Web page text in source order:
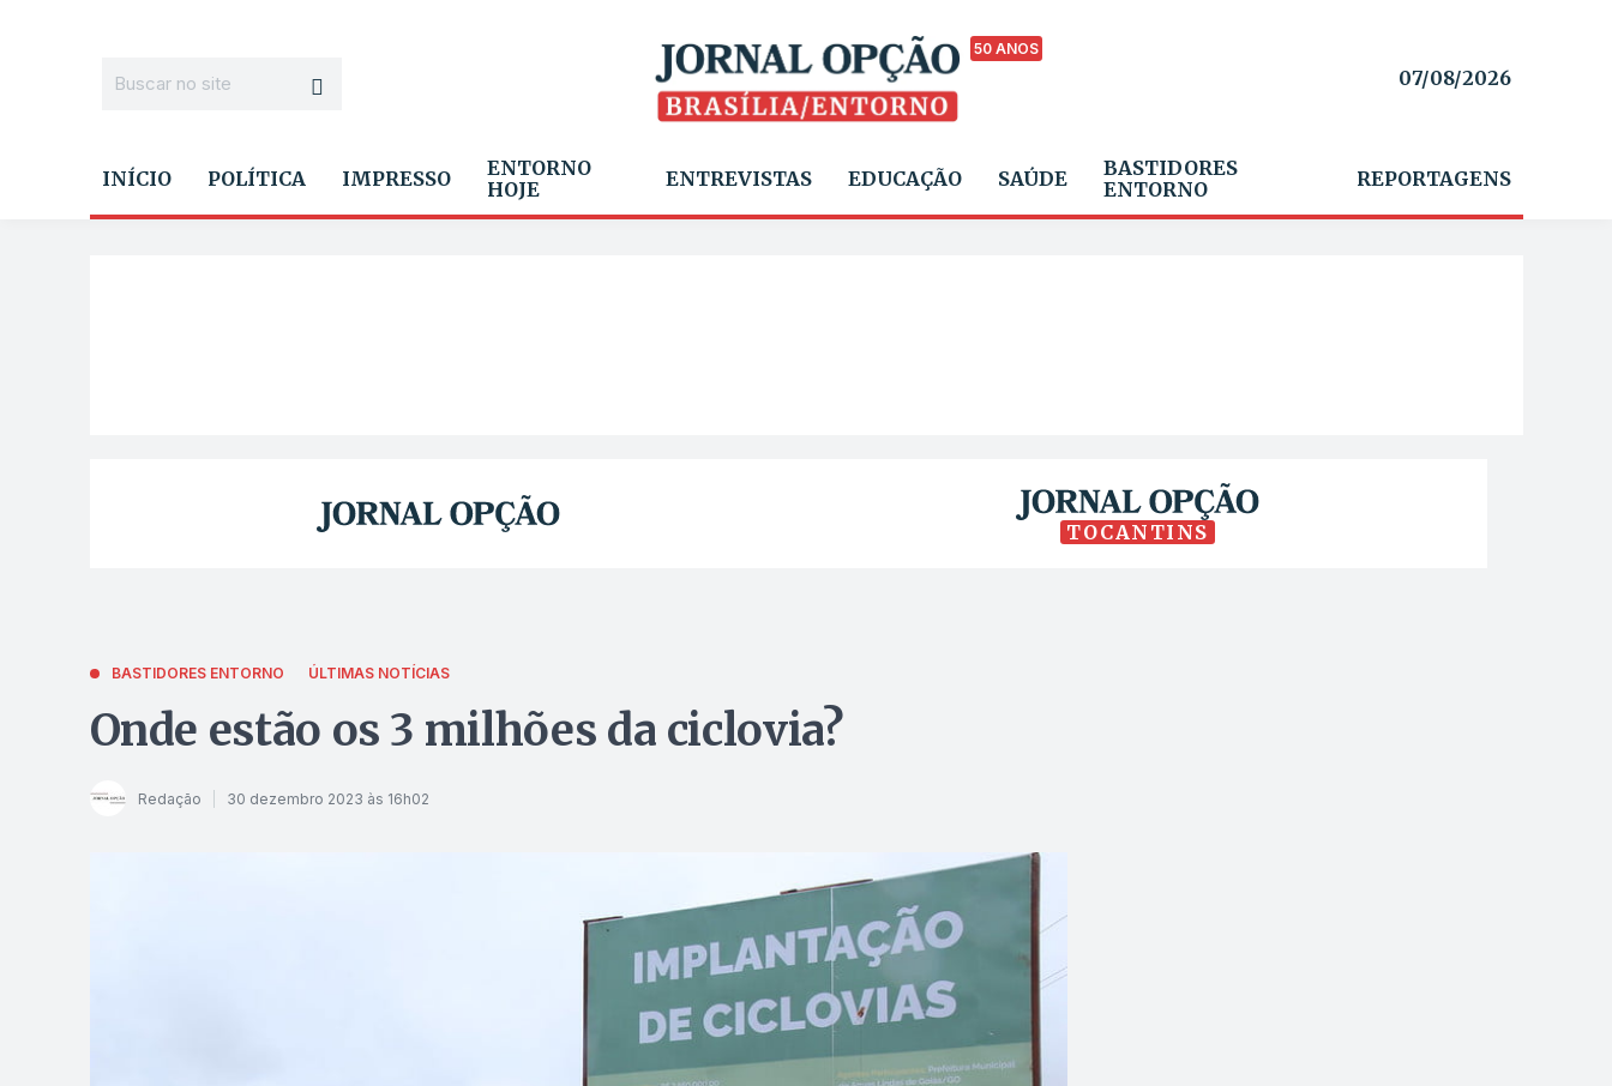
50 ANOS
07/08/2026
INÍCIO POLÍTICA IMPRESSO
ENTORNO
HOJE
ENTREVISTAS EDUCAÇÃO SAÚDE
BASTIDORES
ENTORNO
REPORTAGENS
TOCANTINS
BASTIDORES ENTORNO ÚLTIMAS NOTÍCIAS
Onde estão os 3 milhões da ciclovia?
Redação 30 dezembro 2023 às 16h02